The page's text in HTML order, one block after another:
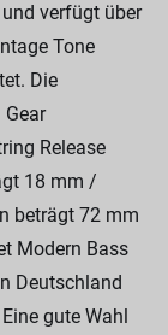
verfügt über
Tone
Die
Release
18 mm /
beträgt 72 mm
Modern Bass
Deutschland
gute Wahl